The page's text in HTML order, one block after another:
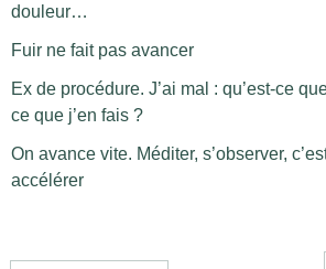
douleur…
Fuir ne fait pas avancer
Ex de procédure. J’ai mal : qu’est-ce
ce que j’en fais ?
On avance vite. Méditer, s’observer,
accélérer